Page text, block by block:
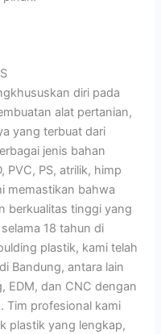
diri pada
alat pertanian,
yang terbuat dari
jenis bahan
PVC, PS, atrilik, himp
memastikan bahwa
berkualitas tinggi yang
18 tahun di
plastik, kami telah
Bandung, antara lain
EDM, dan CNC dengan
Tim profesional kami
plastik yang lengkap,